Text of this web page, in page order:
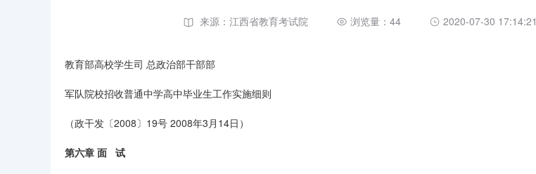
来源：江西省教育考试院 浏览量：44 2020-07-30 17:14:21
教育部高校学生司 总政治部干部部
军队院校招收普通中学高中毕业生工作实施细则
（政干发〔2008〕19号 2008年3月14日）
第六章 面 试